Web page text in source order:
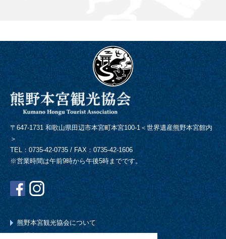
〒647-1731 和歌山県田辺市本宮町本宮100-1＜世界遺産熊野本宮館内
＞
TEL：0735-42-0735 / FAX：0735-42-1606
※営業時間は午前9時から午後5時までです。
熊野本宮観光協会について